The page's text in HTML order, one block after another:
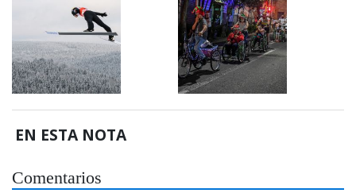
EN ESTA NOTA
Comentarios